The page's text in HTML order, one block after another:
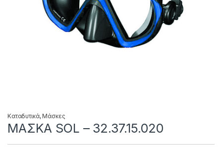
Καταδυτικά,Μάσκες
ΜΑΣΚΑ SOL – 32.37.15.020